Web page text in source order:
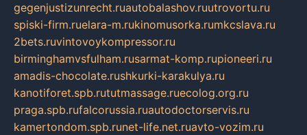
gegenjustizunrecht.ruautobalashov.ruutrovortu.ru
spiski-firm.ruelara-m.rukinomusorka.rumkcslava.ru
2bets.ruvintovoykompressor.ru
birminghamvsfulham.rusarmat-komp.rupioneeri.ru
amadis-chocolate.rushkurki-karakulya.ru
kanotiforet.spb.rututmassage.ruecolog.org.ru
praga.spb.rufalcorussia.ruautodoctorservis.ru
kamertondom.spb.runet-life.net.ruavto-vozim.ru